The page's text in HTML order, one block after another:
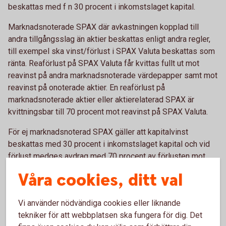
beskattas med f n 30 procent i inkomstslaget kapital.
Marknadsnoterade SPAX där avkastningen kopplad till
andra tillgångsslag än aktier beskattas enligt andra regler,
till exempel ska vinst/förlust i SPAX Valuta beskattas som
ränta. Reaförlust på SPAX Valuta får kvittas fullt ut mot
reavinst på andra marknadsnoterade värdepapper samt mot
reavinst på onoterade aktier. En reaförlust på
marknadsnoterade aktier eller aktierelaterad SPAX är
kvittningsbar till 70 procent mot reavinst på SPAX Valuta.
För ej marknadsnoterad SPAX gäller att kapitalvinst
beskattas med 30 procent i inkomstslaget kapital och vid
förlust medges avdrag med 70 procent av förlusten mot
Förutbestämd lägsta avkastning
I de fall SPAX innehåller en förutbestämd lägsta avkastning
Våra cookies, ditt val
Vi använder nödvändiga cookies eller liknande
tekniker för att webbplatsen ska fungera för dig. Det